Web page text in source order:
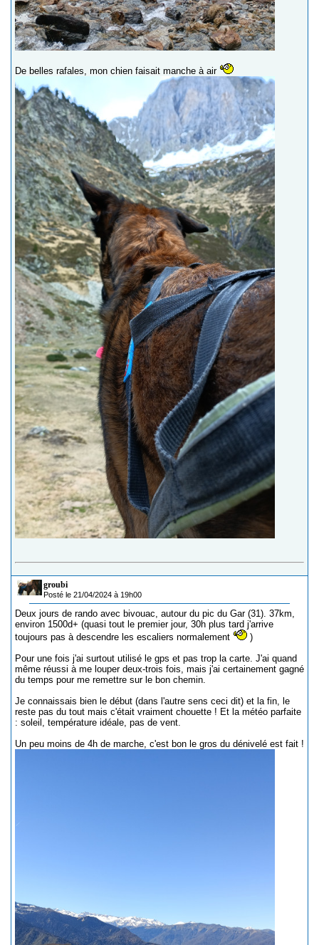
De belles rafales, mon chien faisait manche à air
groubi
Posté le 21/04/2024 à 19h00
Deux jours de rando avec bivouac, autour du pic du Gar (31). 37km,
environ 1500d+ (quasi tout le premier jour, 30h plus tard j'arrive
toujours pas à descendre les escaliers normalement
)
Pour une fois j'ai surtout utilisé le gps et pas trop la carte. J'ai quand
même réussi à me louper deux-trois fois, mais j'ai certainement gagné
du temps pour me remettre sur le bon chemin.
Je connaissais bien le début (dans l'autre sens ceci dit) et la fin, le
reste pas du tout mais c'était vraiment chouette ! Et la météo parfaite
: soleil, température idéale, pas de vent.
Un peu moins de 4h de marche, c'est bon le gros du dénivelé est fait !